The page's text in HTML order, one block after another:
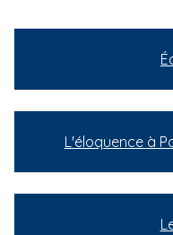
L'éloquence à